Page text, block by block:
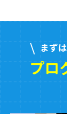
まず
プロ